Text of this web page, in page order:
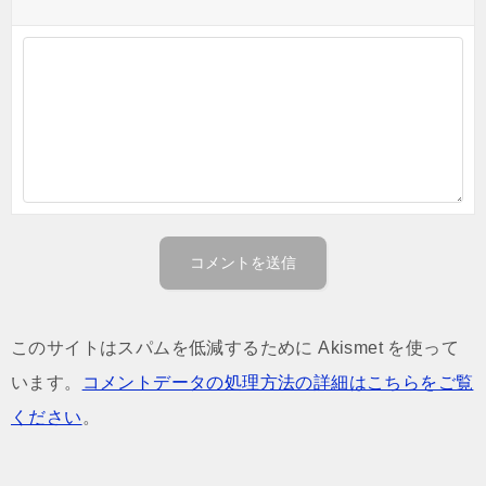
このサイトはスパムを低減するために Akismet を使って
います。
コメントデータの処理方法の詳細はこちらをご覧
ください 。